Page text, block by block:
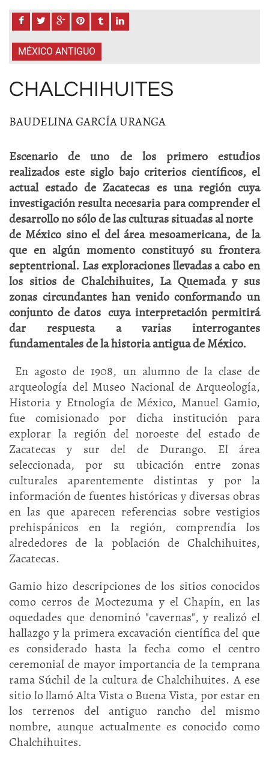
MÉXICO ANTIGUO
CHALCHIHUITES
BAUDELINA GARCÍA URANGA
Escenario de uno de los primero estudios
realizados este siglo bajo criterios científicos, el
actual estado de Zacatecas es una región cuya
investigación resulta necesaria para comprender el
desarrollo no sólo de las culturas situadas al norte
de México sino el del área mesoamericana, de la
que en algún momento constituyó su frontera
septentrional. Las exploraciones llevadas a cabo en
los sitios de Chalchihuites, La Quemada y sus
zonas circundantes han venido conformando un
conjunto de datos cuya interpretación permitirá
dar respuesta a varias interrogantes
fundamentales de la historia antigua de México.
En agosto de 1908, un alumno de la clase de
arqueología del Museo Nacional de Arqueología,
Historia y Etnología de México, Manuel Gamio,
fue comisionado por dicha institución para
explorar la región del noroeste del estado de
Zacatecas y sur del de Durango. El área
seleccionada, por su ubicación entre zonas
culturales aparentemente distintas y por la
información de fuentes históricas y diversas obras
en las que aparecen referencias sobre vestigios
prehispánicos en la región, comprendía los
alrededores de la población de Chalchihuites,
Zacatecas.
Gamio hizo descripciones de los sitios conocidos
como cerros de Moctezuma y el Chapín, en las
oquedades que denominó "cavernas", y realizó el
hallazgo y la primera excavación científica del que
es considerado hasta la fecha como el centro
ceremonial de mayor importancia de la temprana
rama Súchil de la cultura de Chalchihuites. A ese
sitio lo llamó Alta Vista o Buena Vista, por estar en
los terrenos del antiguo rancho del mismo
nombre, aunque actualmente es conocido como
Chalchihuites.